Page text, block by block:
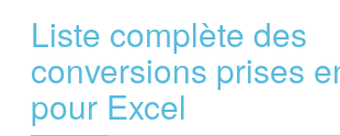
Liste complète des
conversions prises
pour Excel